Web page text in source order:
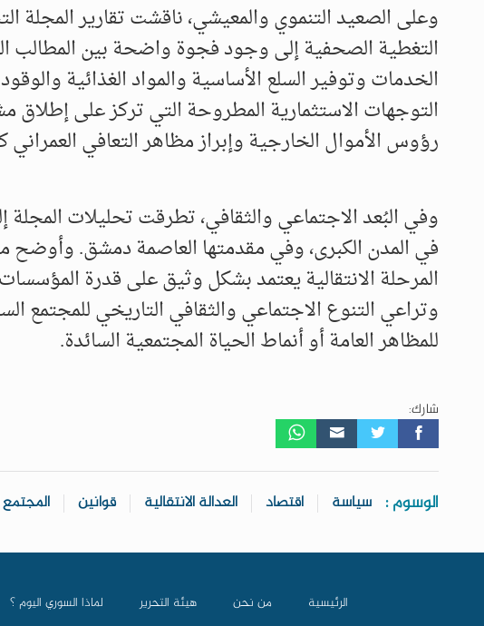
وعلى الصعيد التنموي والمعيشي، ناقشت تقارير المجلة
التغطية الصحفية إلى وجود فجوة واضحة بين المطالب
الخدمات وتوفير السلع الأساسية والمواد الغذائية
التوجهات الاستثمارية المطروحة التي تركز على
رؤوس الأموال الخارجية وإبراز مظاهر التعافي
​وفي البُعد الاجتماعي والثقافي، تطرقت تحليلات المجلة
في المدن الكبرى، وفي مقدمتها العاصمة دمشق. وأوضح
المرحلة الانتقالية يعتمد بشكل وثيق على قدرة
وتراعي التنوع الاجتماعي والثقافي التاريخي للمجتمع
للمظاهر العامة أو أنماط الحياة المجتمعية السائدة.
شارك:
الوسوم : سياسة اقتصاد العدالة الانتقالية قوانين
الرئيسية من نحن هيئة التحرير لماذا السوري اليوم ؟